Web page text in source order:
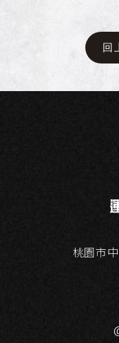
回
桃園市